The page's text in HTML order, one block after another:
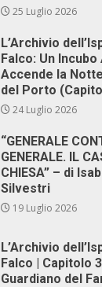
25 Luglio 2026
L’Archivio
Falco: Un
Accende la
del Porto
24 Luglio 2026
“GENERALE
GENERALE. IL
CHIESA” – di
Silvestri
19 Luglio 2026
L’Archivio
Falco | Capitolo
Guardiano del